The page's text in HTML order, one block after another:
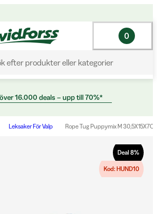
efter produkter eller kategorier
0
16.000 deals – upp till 70%*
Leksaker För Valp Rope Tug Puppymix M
Deal 8%
Kod: HUND10